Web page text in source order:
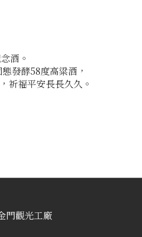
酒。
發酵58度高粱酒，
祈福平安長長久久。
門觀光工廠